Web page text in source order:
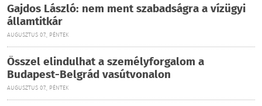
Gajdos László: nem ment szabadságra a vízügyi
államtitkár
AUGUSZTUS 07., PÉNTEK
Ősszel elindulhat a személyforgalom a
Budapest-Belgrád vasútvonalon
AUGUSZTUS 07., PÉNTEK